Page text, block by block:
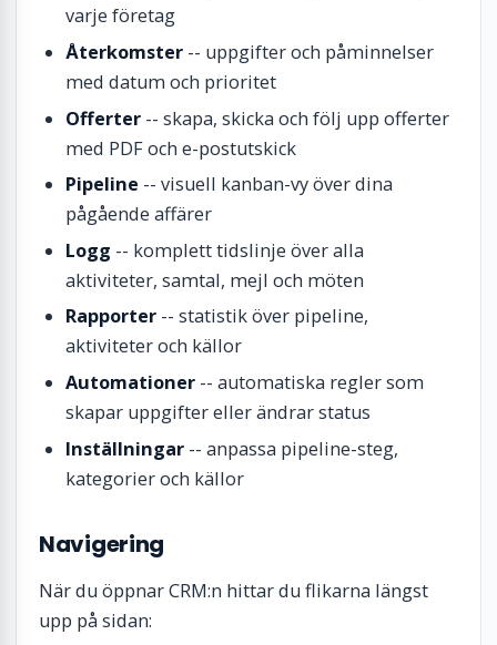
varje företag
Återkomster -- uppgifter och påminnelser
med datum och prioritet
Offerter -- skapa, skicka och följ upp offerter
med PDF och e-postutskick
Pipeline -- visuell kanban-vy över dina
pågående affärer
Logg -- komplett tidslinje över alla
aktiviteter, samtal, mejl och möten
Rapporter -- statistik över pipeline,
aktiviteter och källor
Automationer -- automatiska regler som
skapar uppgifter eller ändrar status
Inställningar -- anpassa pipeline-steg,
kategorier och källor
Navigering
När du öppnar CRM:n hittar du flikarna längst
upp på sidan: